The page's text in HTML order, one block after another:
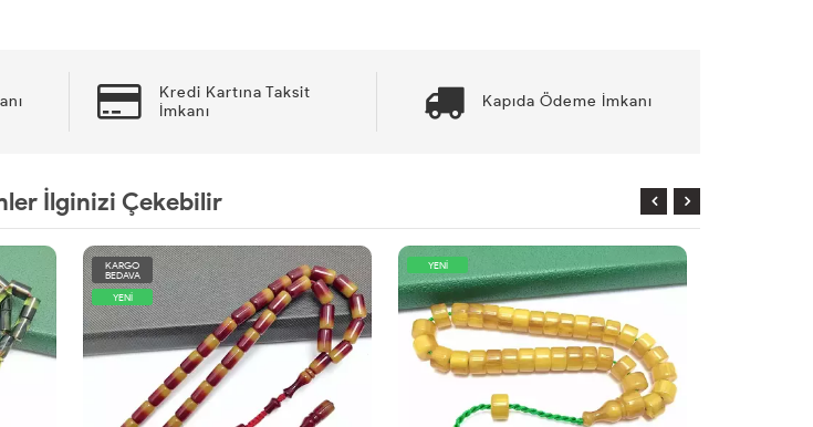
Kredi Kartına Taksit
İmkanı
Kapıda Ödeme İmkanı
İlginizi Çekebilir
KARGO
BEDAVA
YENİ
YENİ